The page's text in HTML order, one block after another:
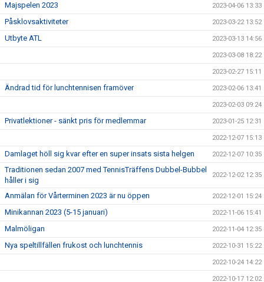
Majspelen 2023 2023-04-06 13:33
Påsklovsaktiviteter 2023-03-22 13:52
Utbyte ATL 2023-03-13 14:56
2023-03-08 18:22
2023-02-27 15:11
Ändrad tid för lunchtennisen framöver 2023-02-06 13:41
2023-02-03 09:24
Privatlektioner - sänkt pris för medlemmar 2023-01-25 12:31
2022-12-07 15:13
Damlaget höll sig kvar efter en super insats sista helgen 2022-12-07 10:35
Traditionen sedan 2007 med TennisTräffens Dubbel-Bubbel
håller i sig
2022-12-02 12:35
Anmälan för Vårterminen 2023 är nu öppen 2022-12-01 15:24
Minikannan 2023 (5-15 januari) 2022-11-06 15:41
Malmöligan 2022-11-04 12:35
Nya speltillfällen frukost och lunchtennis 2022-10-31 15:22
2022-10-24 14:22
2022-10-17 12:02